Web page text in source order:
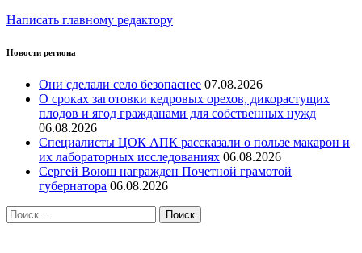
Написать главному редактору
Новости региона
Они сделали село безопаснее 07.08.2026
О сроках заготовки кедровых орехов, дикорастущих
плодов и ягод гражданами для собственных нужд
06.08.2026
Специалисты ЦОК АПК рассказали о пользе макарон и
их лабораторных исследованиях 06.08.2026
Сергей Воюш награжден Почетной грамотой
губернатора 06.08.2026
Найти: